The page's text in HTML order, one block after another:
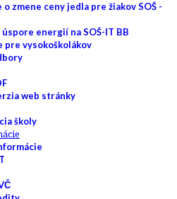
o zmene ceny jedla pre žiakov SOŠ -
energií na SOŠ-IT BB
pre vysokoškolákov
web stránky
školy